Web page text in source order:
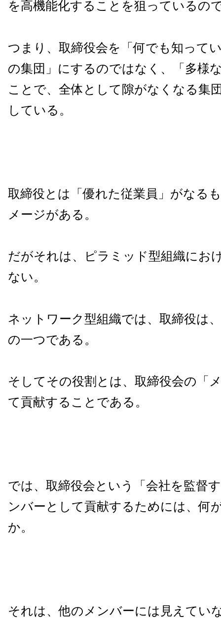
を高機能化することを狙っているの
つまり、取締役会を「何でも知って
の集団」にするのではなく、「多様
ことで、全体として隙がなくなる集
している。
取締役とは「優れた従業員」がなる
メージがある。
だがそれは、ピラミッド型組織にお
ない。
ネットワーク型組織では、取締役は
の一つである。
そしてその役割とは、取締役会の「
て貢献することである。
では、取締役会という「会社を監督
ンバーとして貢献するためには、何
か。
それは、他のメンバーには見えてい